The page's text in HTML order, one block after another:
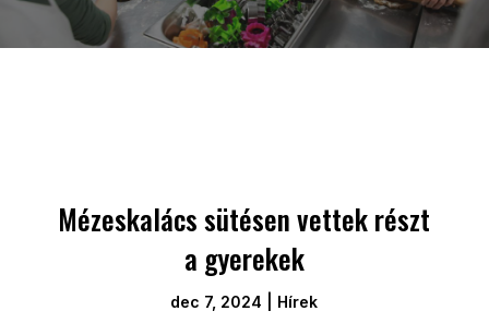
Mézeskalács sütésen vettek részt
a gyerekek
dec 7, 2024 Hírek